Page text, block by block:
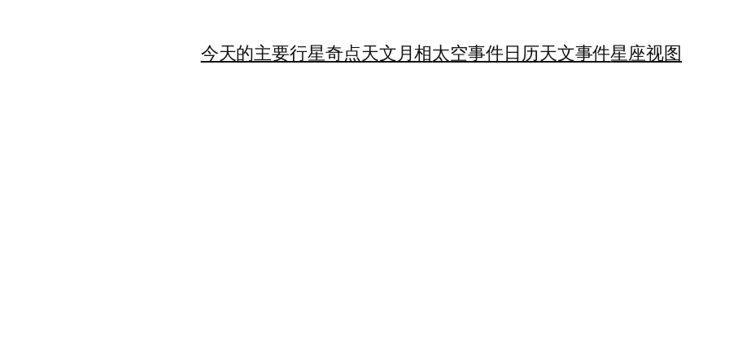
今天的主要行星奇点天文月相太空事件日历天文事件星座视图